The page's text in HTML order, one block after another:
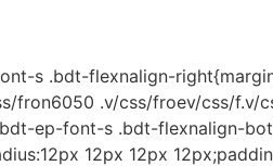
s .bdt-flexnalign-
fron6050 .v/css/froev/css/f.v/
ep-font-s .bdt-flexnalign-
12px 12px